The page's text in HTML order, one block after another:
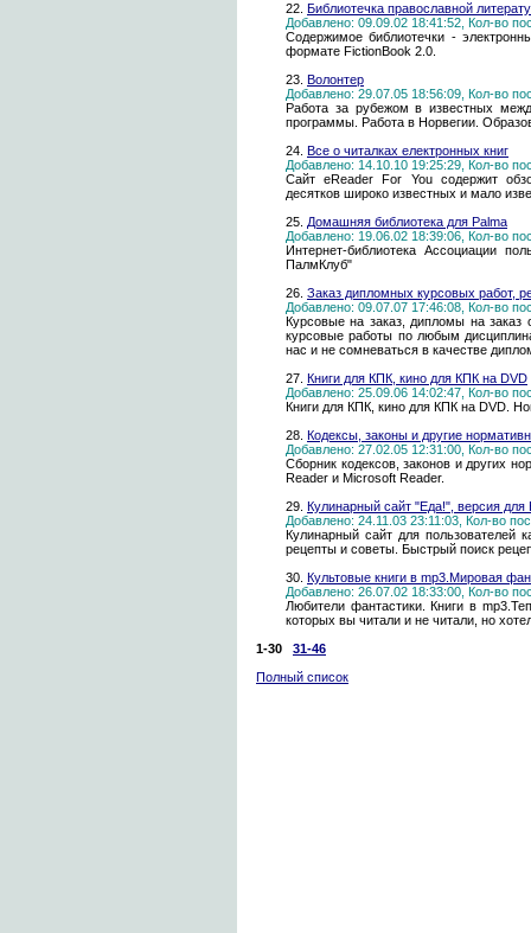
22. Библиотечка православной
Добавлено: 09.09.02 18:41:52, Кол-во
Содержимое библиотечки -
формате FictionBook 2.0.
23. Волонтер
Добавлено: 29.07.05 18:56:09, Кол-во
Работа за рубежом в известных
программы. Работа в Норвегии.
24. Все о читалках електронных книг
Добавлено: 14.10.10 19:25:29, Кол-во
Сайт eReader For You содержит
десятков широко известных и мало
25. Домашняя библиотека для Palma
Добавлено: 19.06.02 18:39:06, Кол-во
Интернет-библиотека Ассоциации
ПалмКлуб"
26. Заказ дипломных курсовых работ,
Добавлено: 09.07.07 17:46:08, Кол-во
Курсовые на заказ, дипломы на заказ
курсовые работы по любым
нас и не сомневаться в качестве
27. Книги для КПК, кино для КПК на DVD
Добавлено: 25.09.06 14:02:47, Кол-во
Книги для КПК, кино для КПК на DVD.
28. Кодексы, законы и другие
Добавлено: 27.02.05 12:31:00, Кол-во
Сборник кодексов, законов и других
Reader и Microsoft Reader.
29. Кулинарный сайт "Еда!", версия для
Добавлено: 24.11.03 23:11:03, Кол-во
Кулинарный сайт для пользователей
рецепты и советы. Быстрый поиск
30. Культовые книги в mp3.Мировая
Добавлено: 26.07.02 18:33:00, Кол-во
Любители фантастики. Книги в
которых вы читали и не читали, но
1-30
31-46
Полный список